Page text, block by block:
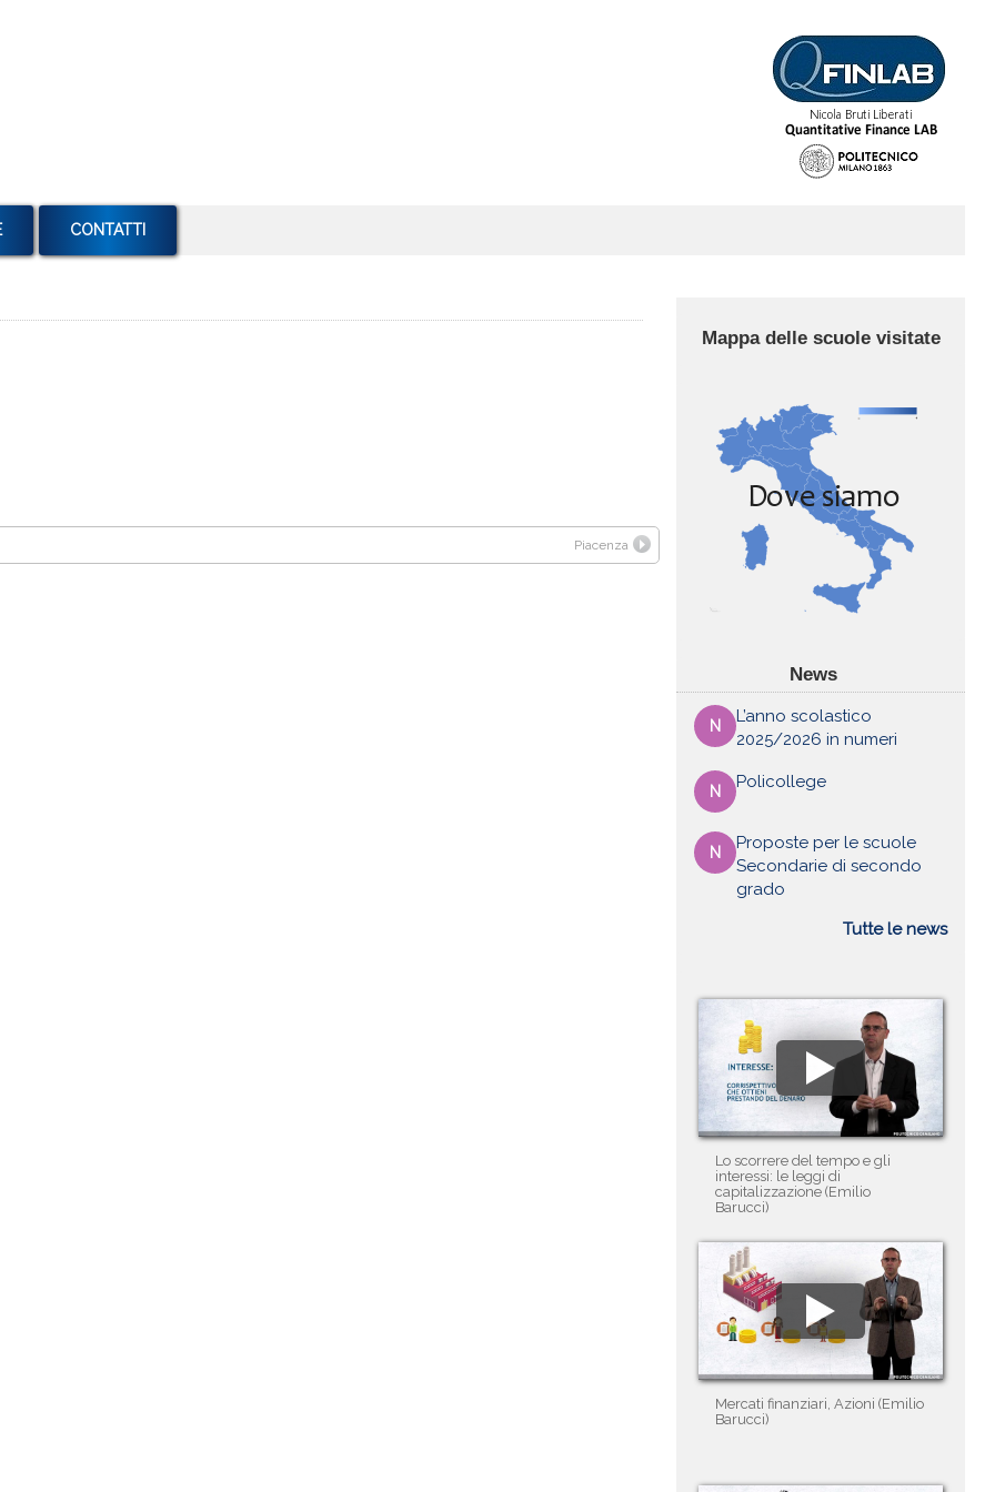
CONTATTI
Piacenza
Mappa delle scuole visitate
News
N
L’anno scolastico
2025/2026 in numeri
N Policollege
N
Proposte per le scuole
Secondarie di secondo
grado
Tutte le news
Lo scorrere del tempo e gli
interessi: le leggi di
capitalizzazione (Emilio
Barucci)
Mercati finanziari, Azioni (Emilio
Barucci)